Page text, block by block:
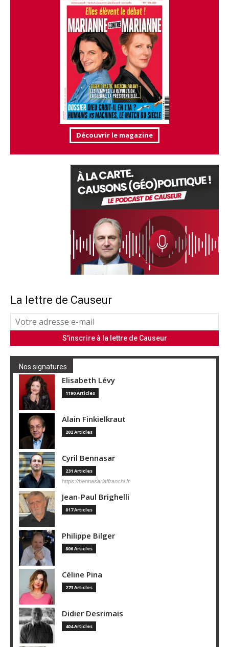
Découvrir le magazine
La lettre de Causeur
Nos signatures
Elisabeth Lévy
1190 Articles
Alain Finkielkraut
202 Articles
Cyril Bennasar
231 Articles
https://bennasarlaffranchi.fr
Jean-Paul Brighelli
817 Articles
Philippe Bilger
806 Articles
Céline Pina
273 Articles
Didier Desrimais
404 Articles